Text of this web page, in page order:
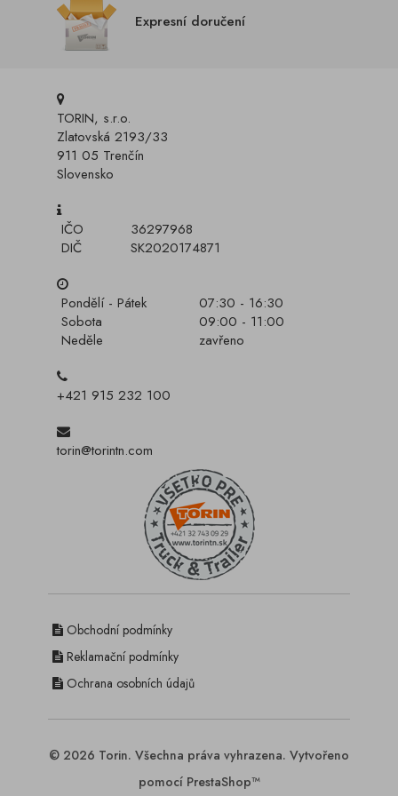
Expresní doručení
TORIN, s.r.o.
Zlatovská 2193/33
911 05 Trenčín
Slovensko
IČO
36297968
DIČ
SK2020174871
Pondělí - Pátek
07:30 - 16:30
Sobota
09:00 - 11:00
Neděle
zavřeno
+421 915 232 100
torin@torintn.com
Obchodní podmínky
Reklamační podmínky
Ochrana osobních údajů
© 2026 Torin. Všechna práva vyhrazena. Vytvořeno
pomocí PrestaShop™